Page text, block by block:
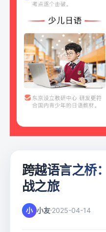
跨越语言之桥
战之旅
小 小友 2025-04-14